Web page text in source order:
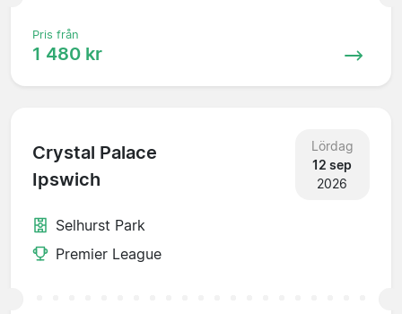
Pris från
1 480 kr
Crystal Palace
Ipswich
Lördag
12 sep
2026
Selhurst Park
Premier League